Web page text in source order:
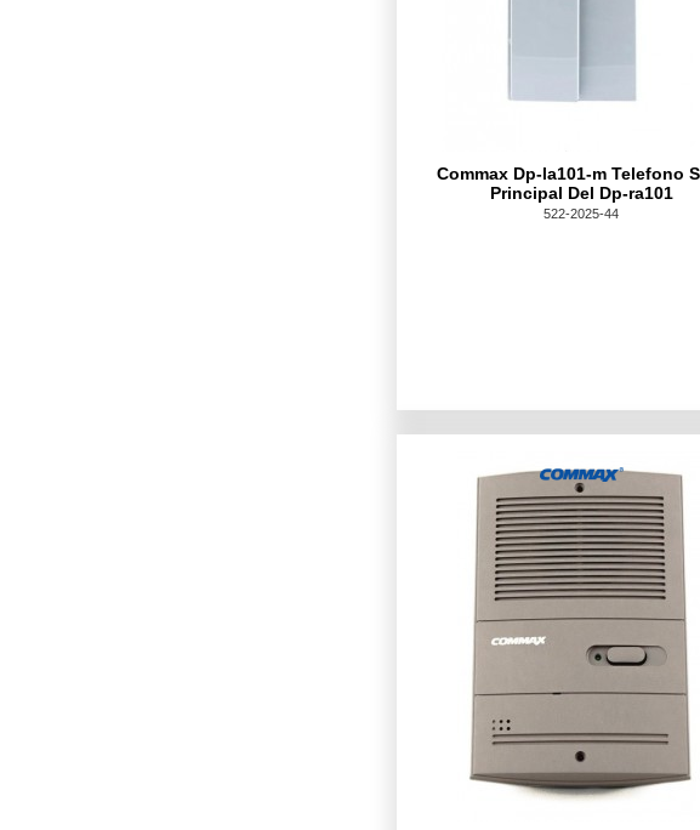
Commax Dp-la101-m Telefono
Principal Del Dp-ra101
522-2025-44